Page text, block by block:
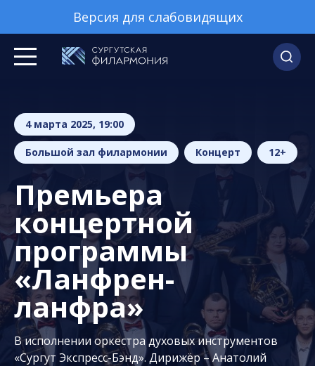
Версия для слабовидящих
4 марта 2025, 19:00
Большой зал филармонии Концерт 12+
Премьера
концертной
программы
«Ланфрен-
ланфра»
В исполнении оркестра духовых инструментов
«Сургут Экспресс-Бэнд». Дирижёр – Анатолий